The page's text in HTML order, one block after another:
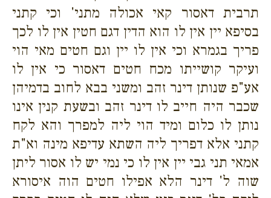
תרבית דאסור קאי אכולה מתני' וכי קתני
בסיפא יין אין לו הוא הדין דגם חטין אין לו לכך
פריך בגמרא וכי אין לו יין וגם חטים מאי הוי
ועיקר קושייתו מכח חטים דאסור כי אין לו
אע"פ שנותן דינר זהב ומשני בבא לחוב בדמיהן
שכבר היה חייב לו דינר זהב ובשעת קנין אינו
נותן לו כלום ומיד הוי ליה למפרך והא לקח
קתני אלא דפריך ליה השתא עדיפא מינה וא"ת
אמאי תני גבי יין אין לו כי נמי יש לו אסור ליתן
שוה ל' דינר הלא אפילו חטים הוה איסורא